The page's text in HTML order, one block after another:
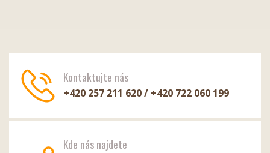
Kontaktujte nás
+420 257 211 620 / +420 722 060 199
Kde nás najdete